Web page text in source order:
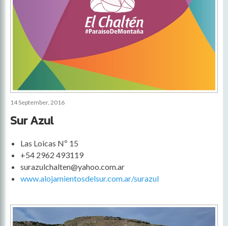
14 September, 2016
Sur Azul
Las Loicas Nº 15
+54 2962 493119
surazulchalten@yahoo.com.ar
www.alojamientosdelsur.com.ar/surazul